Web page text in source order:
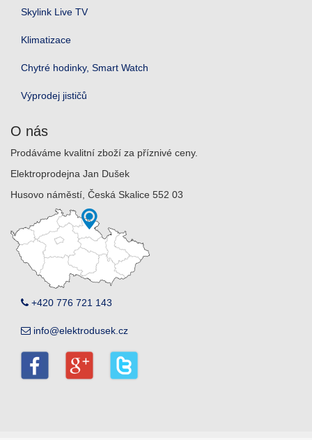
Skylink Live TV
Klimatizace
Chytré hodinky, Smart Watch
Výprodej jističů
O nás
Prodáváme kvalitní zboží za příznivé ceny.
Elektroprodejna Jan Dušek
Husovo náměstí, Česká Skalice 552 03
+420 776 721 143
info@elektrodusek.cz